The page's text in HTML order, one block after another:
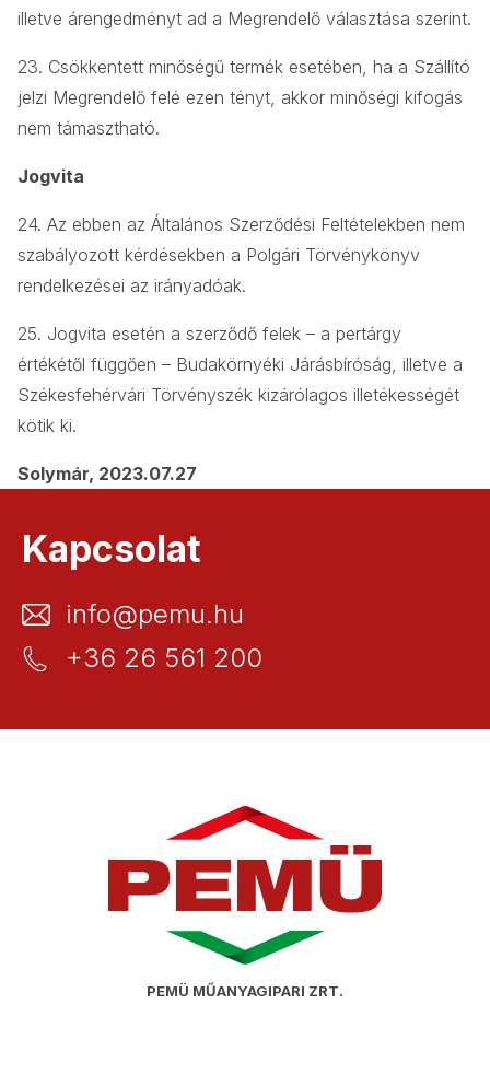
illetve árengedményt ad a Megrendelő választása szerint.
23. Csökkentett minőségű termék esetében, ha a Szállító
jelzi Megrendelő felé ezen tényt, akkor minőségi kifogás
nem támasztható.
Jogvita
24. Az ebben az Általános Szerződési Feltételekben nem
szabályozott kérdésekben a Polgári Törvénykönyv
rendelkezései az irányadóak.
25. Jogvita esetén a szerződő felek – a pertárgy
értékétől függően – Budakörnyéki Járásbíróság, illetve a
Székesfehérvári Törvényszék kizárólagos illetékességét
kötik ki.
Solymár, 2023.07.27
Kapcsolat
info@pemu.hu
+36 26 561 200
PEMÜ MŰANYAGIPARI ZRT.